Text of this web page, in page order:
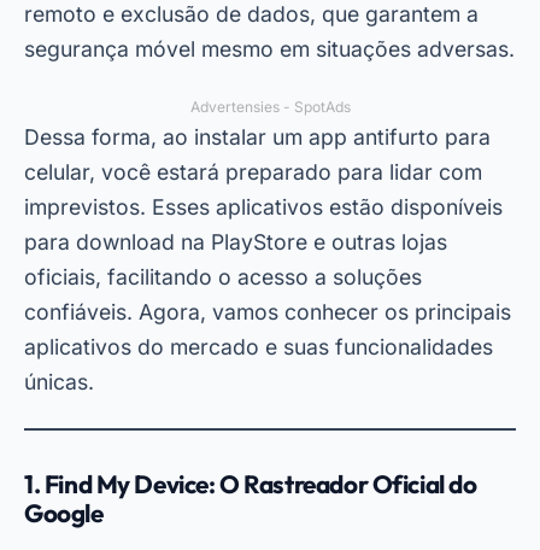
remoto e exclusão de dados, que garantem a
segurança móvel mesmo em situações adversas.
Advertensies - SpotAds
Dessa forma, ao instalar um app antifurto para
celular, você estará preparado para lidar com
imprevistos. Esses aplicativos estão disponíveis
para download na PlayStore e outras lojas
oficiais, facilitando o acesso a soluções
confiáveis. Agora, vamos conhecer os principais
aplicativos do mercado e suas funcionalidades
únicas.
1. Find My Device: O Rastreador Oficial do
Google